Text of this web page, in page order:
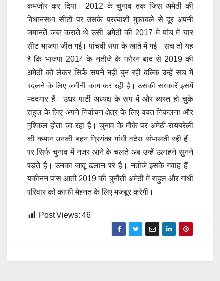
कमजोर कर दिया। 2012 के चुनाव तक जिस अमेठी की
विधानसभा सीटों पर उसके प्रत्याशी मुकाबले से दूर अपनी
जमानतें जब्त कराते थे उसी अमेठी की 2017 मे पांच में चार
सीट भाजपा जीत गई। पांचवी सपा के खाते में गई। सच तो यह
है कि भाजपा 2014 के नतीजे के फौरन बाद से 2019 की
अमेठी को लेकर सिर्फ सपने नहीं बुन रही बल्कि उन्हें सच में
बदलने के लिए जमीनी काम कर रही है। उसकी सरकारें इसमें
मददगार हैं। उधर पार्टी अध्यक्ष के रूप में और व्यस्त हो चुके
राहुल के लिए अपने निर्वाचन क्षेत्र के लिए वक्त निकलना और
मुश्किल होता जा रहा है। चुनाव के मौके पर अमेठी-रायबरेली
की कमान उनकी बहन प्रियंका गांधी वढेरा संभालती रही हैं।
पर सिर्फ चुनाव में नजर आने के चलते अब उन्हें उलाहने सुनने
पड़ते हैं। उनका जादू ढलान पर है। नतीजे इसके गवाह हैं।
यकीनन पास आती 2019 की चुनौती अमेठी में राहुल और गांधी
परिवार को काफी मेहनत के लिए मजबूर करेगी।
Post Views: 46